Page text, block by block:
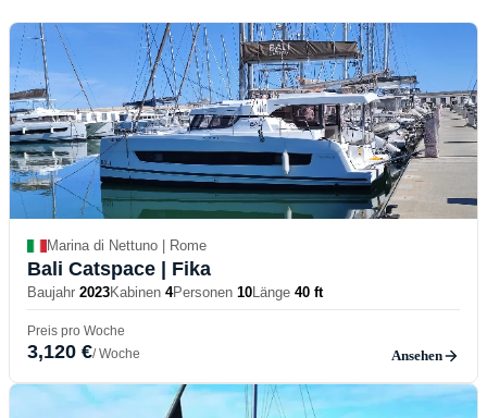
Marina di Nettuno | Rome
Bali Catspace | Fika
Baujahr 2023Kabinen 4Personen 10Länge 40 ft
Preis pro Woche
3,120 €/ Woche Ansehen